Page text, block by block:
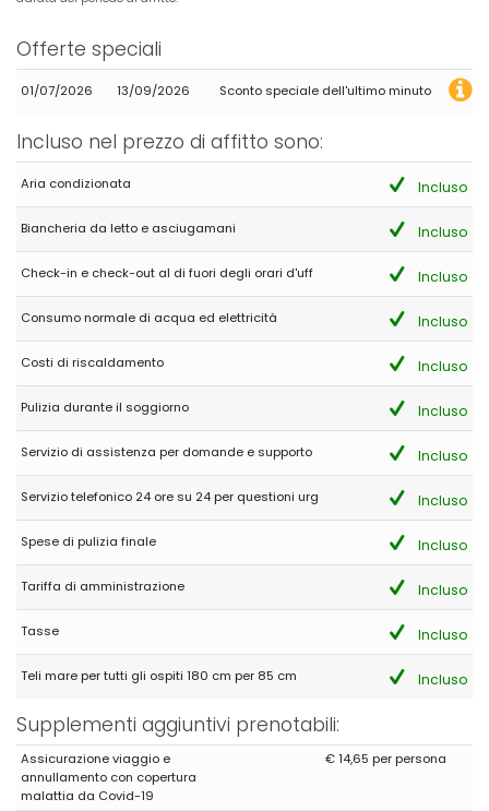
Offerte speciali
01/07/2026 13/09/2026 Sconto speciale dell'ultimo minuto
Incluso nel prezzo di affitto sono:
Aria condizionata Incluso
Biancheria da letto e asciugamani Incluso
Check-in e check-out al di fuori degli orari d'uff Incluso
Consumo normale di acqua ed elettricità Incluso
Costi di riscaldamento Incluso
Pulizia durante il soggiorno Incluso
Servizio di assistenza per domande e supporto Incluso
Servizio telefonico 24 ore su 24 per questioni urg Incluso
Spese di pulizia finale Incluso
Tariffa di amministrazione Incluso
Tasse Incluso
Teli mare per tutti gli ospiti 180 cm per 85 cm Incluso
Supplementi aggiuntivi prenotabili:
Assicurazione viaggio e
annullamento con copertura
malattia da Covid-19
€ 14,65 per persona